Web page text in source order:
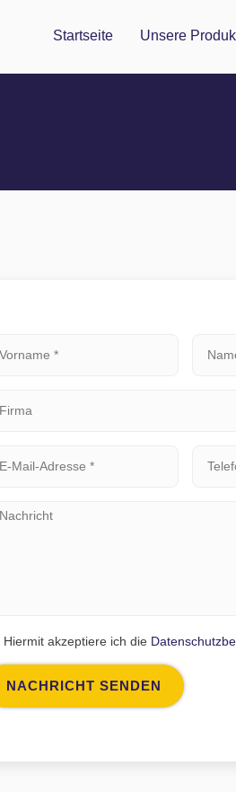
Startseite Unsere
Hiermit akzeptiere ich die
NACHRICHT SENDEN